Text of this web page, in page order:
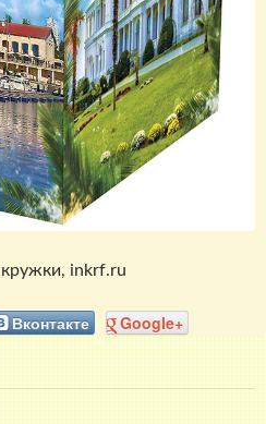
кружки, inkrf.ru
Вконтакте Google+